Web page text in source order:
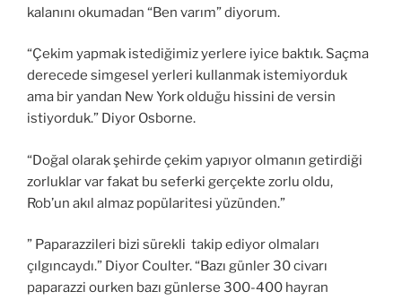
kalanını okumadan “Ben varım” diyorum.
“Çekim yapmak istediğimiz yerlere iyice baktık. Saçma
derecede simgesel yerleri kullanmak istemiyorduk
ama bir yandan New York olduğu hissini de versin
istiyorduk.” Diyor Osborne.
“Doğal olarak şehirde çekim yapıyor olmanın getirdiği
zorluklar var fakat bu seferki gerçekte zorlu oldu,
Rob’un akıl almaz popülaritesi yüzünden.”
” Paparazzileri bizi sürekli takip ediyor olmaları
çılgıncaydı.” Diyor Coulter. “Bazı günler 30 civarı
paparazzi ourken bazı günlerse 300-400 hayran